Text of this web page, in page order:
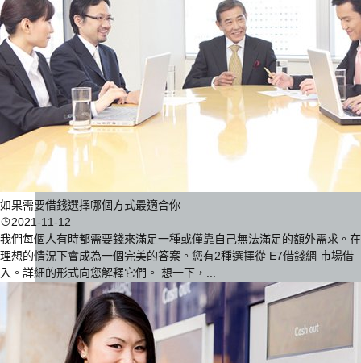
如果需要借錢選擇哪個方式最適合你
2021-11-12
我們每個人有時都需要錢來滿足一種或僅靠自己無法滿足的額外需求。在
理想的情況下會成為一個完美的答案。您有2種選擇從 E7借錢網 市場借
入。詳細的形式向您解釋它們。 想一下，...